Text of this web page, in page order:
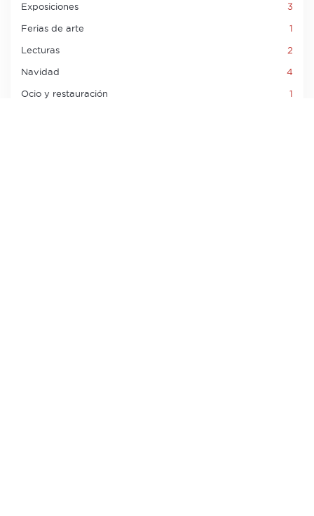
Exposiciones 3
Ferias de arte 1
Lecturas 2
Navidad 4
Ocio y restauración 1